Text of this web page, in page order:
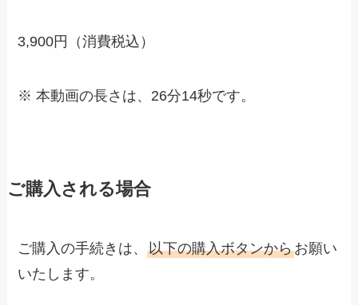
3,900円（消費税込）
※ 本動画の長さは、26分14秒です。
ご購入される場合
ご購入の手続きは、以下の購入ボタンからお願い
いたします。